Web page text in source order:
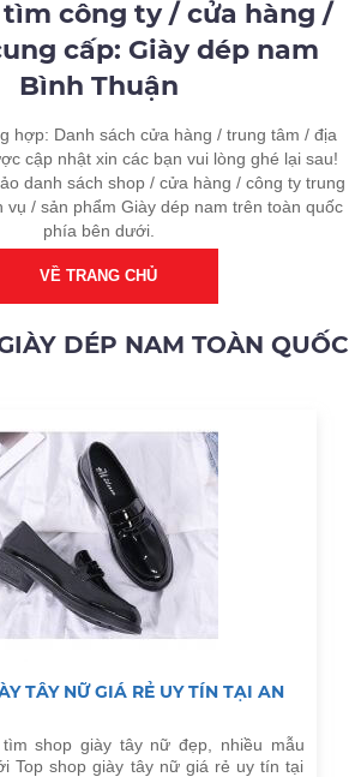
công ty / cửa hàng /
cấp: Giày dép nam
Bình Thuận
hợp: Danh sách cửa hàng / trung tâm / địa
cập nhật xin các bạn vui lòng ghé lại sau!
danh sách shop / cửa hàng / công ty trung
vụ / sản phẩm Giày dép nam trên toàn quốc
phía bên dưới.
VỀ TRANG CHỦ
DÉP NAM TOÀN QUỐC
TÂY NỮ GIÁ RẺ UY TÍN TẠI AN
shop giày tây nữ đẹp, nhiều mẫu
Top shop giày tây nữ giá rẻ uy tín tại